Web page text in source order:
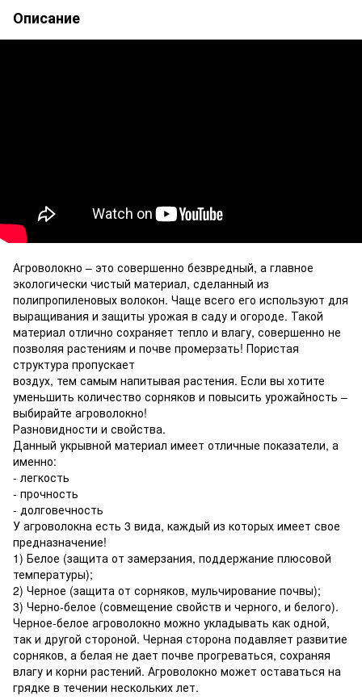
Описание
Агроволокно – это совершенно безвредный, а главное
экологически чистый материал, сделанный из
полипропиленовых волокон. Чаще всего его используют для
выращивания и защиты урожая в саду и огороде. Такой
материал отлично сохраняет тепло и влагу, совершенно не
позволяя растениям и почве промерзать! Пористая
структура пропускает
воздух, тем самым напитывая растения. Если вы хотите
уменьшить количество сорняков и повысить урожайность –
выбирайте агроволокно!
Разновидности и свойства.
Данный укрывной материал имеет отличные показатели, а
именно:
- легкость
- прочность
- долговечность
У агроволокна есть 3 вида, каждый из которых имеет свое
предназначение!
1) Белое (защита от замерзания, поддержание плюсовой
температуры);
2) Черное (защита от сорняков, мульчирование почвы);
3) Черно-белое (совмещение свойств и черного, и белого).
Черное-белое агроволокно можно укладывать как одной,
так и другой стороной. Черная сторона подавляет развитие
сорняков, а белая не дает почве прогреваться, сохраняя
влагу и корни растений. Агроволокно может оставаться на
грядке в течении нескольких лет.